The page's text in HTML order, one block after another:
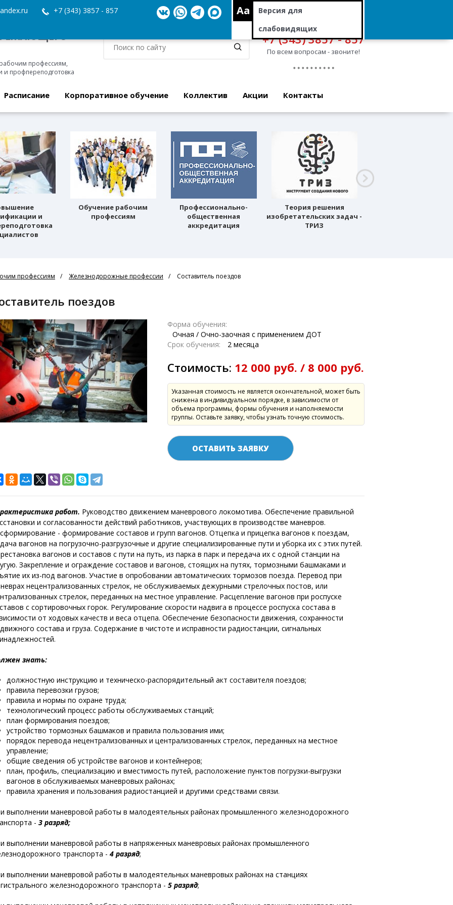
+7 (343) 3857 - 857 Aa
Версия для
слабовидящих
профессиям,
профпереподготовка
+7 (343) 3857 - 857
По всем вопросам - звоните!
Расписание Корпоративное обучение Коллектив Акции Контакты
и
Обучение рабочим
профессиям
Профессионально-
общественная
аккредитация
Теория решения
изобретательских задач -
ТРИЗ
профессиям Железнодорожные профессии Составитель поездов
поездов
Форма обучения:
Очная / Очно-заочная с применением ДОТ
Срок обучения:
2 месяца
Стоимость: 12 000 руб. / 8 000 руб.
Указанная стоимость не является окончательной, может быть
снижена в индивидуальном порядке, в зависимости от
объема программы, формы обучения и наполняемости
группы. Оставьте заявку, чтобы узнать точную стоимость.
ОСТАВИТЬ ЗАЯВКУ
работ. Руководство движением маневрового локомотива. Обеспечение правильной
и согласованности действий работников, участвующих в производстве маневров.
- формирование составов и групп вагонов. Отцепка и прицепка вагонов к поездам,
вагонов на погрузочно-разгрузочные и другие специализированные пути и уборка их с этих путей.
вагонов и составов с пути на путь, из парка в парк и передача их с одной станции на
Закрепление и ограждение составов и вагонов, стоящих на путях, тормозными башмаками и
их из-под вагонов. Участие в опробовании автоматических тормозов поезда. Перевод при
нецентрализованных стрелок, не обслуживаемых дежурными стрелочных постов, или
стрелок, переданных на местное управление. Расцепление вагонов при роспуске
с сортировочных горок. Регулирование скорости надвига в процессе роспуска состава в
от ходовых качеств и веса отцепа. Обеспечение безопасности движения, сохранности
состава и груза. Содержание в чистоте и исправности радиостанции, сигнальных
знать:
должностную инструкцию и техническо-распорядительный акт составителя поездов;
правила перевозки грузов;
правила и нормы по охране труда;
технологический процесс работы обслуживаемых станций;
план формирования поездов;
устройство тормозных башмаков и правила пользования ими;
порядок перевода нецентрализованных и централизованных стрелок, переданных на местное
управление;
общие сведения об устройстве вагонов и контейнеров;
план, профиль, специализацию и вместимость путей, расположение пунктов погрузки-выгрузки
вагонов в обслуживаемых маневровых районах;
правила хранения и пользования радиостанцией и другими средствами связи.
выполнении маневровой работы в малодеятельных районах промышленного железнодорожного
- 3 разряд;
выполнении маневровой работы в напряженных маневровых районах промышленного
транспорта - 4 разряд;
выполнении маневровой работы в малодеятельных маневровых районах на станциях
железнодорожного транспорта - 5 разряд;